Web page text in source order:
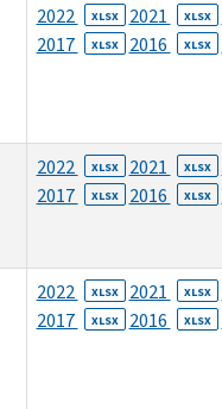
2022 XLSX 2021 XLSX
2017 XLSX 2016 XLSX
2022 XLSX 2021 XLSX
2017 XLSX 2016 XLSX
2022 XLSX 2021 XLSX
2017 XLSX 2016 XLSX